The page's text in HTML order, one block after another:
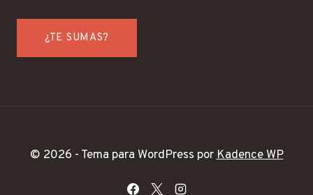
¿TE SUMAS?
© 2026 - Tema para WordPress porKadence WP